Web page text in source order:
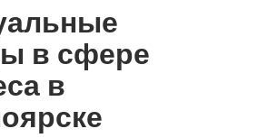
в сфере
в